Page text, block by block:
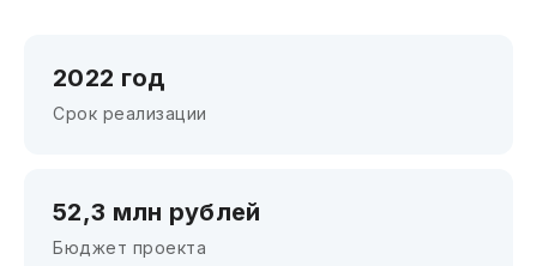
2022 год
Срок реализации
52,3 млн рублей
Бюджет проекта